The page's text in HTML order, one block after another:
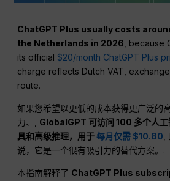
ChatGPT Plus usually costs
the Netherlands in 2026 , because
its official$20/month ChatGPT Plus
charge reflects Dutch VAT,
route.
如果您希望以更低的成本获得更广泛的
力、, GlobalGPT 可访问 100 多个人工
具和高级推理，用于每月仅需 $10.80
说，它是一个很有吸引力的替代方案。.
本指南解释了 ChatGPT Plus